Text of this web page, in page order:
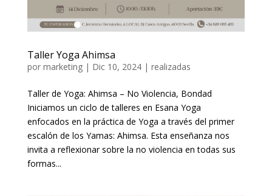
Taller Yoga Ahimsa
por marketing| Dic 10, 2024| realizadas
Taller de Yoga: Ahimsa – No Violencia, Bondad
Iniciamos un ciclo de talleres en Esana Yoga
enfocados en la práctica de Yoga a través del primer
escalón de los Yamas: Ahimsa. Esta enseñanza nos
invita a reflexionar sobre la no violencia en todas sus
formas...